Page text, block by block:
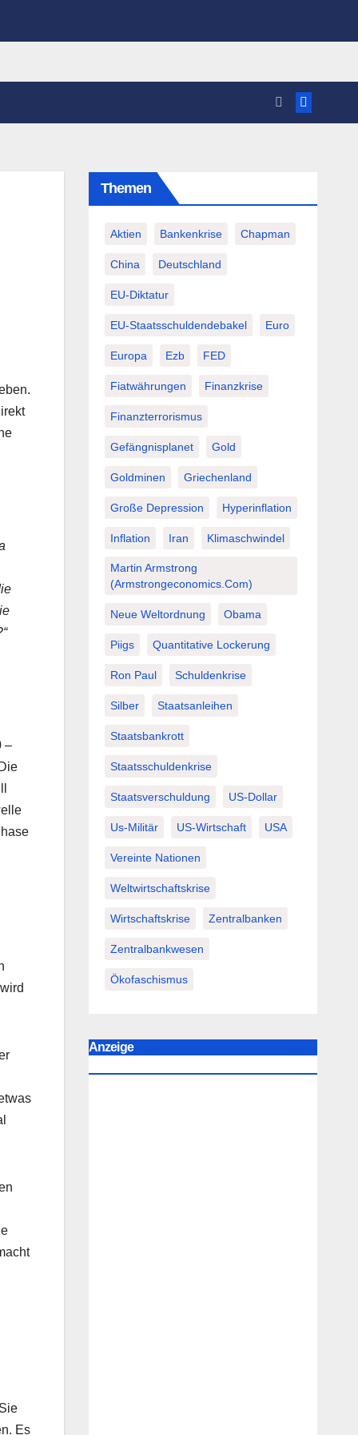
–
Es
Themen
Aktien Bankenkrise Chapman
China Deutschland
EU-Diktatur
EU-Staatsschuldendebakel Euro
Europa Ezb FED
Fiatwährungen Finanzkrise
Finanzterrorismus
Gefängnisplanet Gold
Goldminen Griechenland
Große Depression Hyperinflation
Inflation Iran Klimaschwindel
Martin Armstrong
(Armstrongeconomics.com)
Neue Weltordnung Obama
Piigs Quantitative Lockerung
Ron Paul Schuldenkrise
Silber Staatsanleihen
Staatsbankrott
Staatsschuldenkrise
Staatsverschuldung US-Dollar
Us-Militär US-Wirtschaft USA
Vereinte Nationen
Weltwirtschaftskrise
Wirtschaftskrise Zentralbanken
Zentralbankwesen
Ökofaschismus
Anzeige